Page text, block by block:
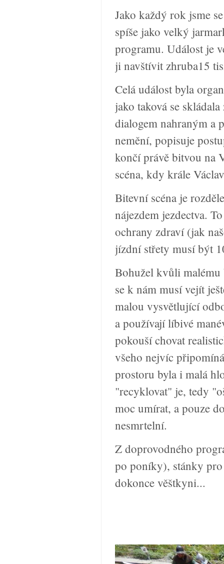
Jako každý rok jsme
spíše jako velký
programu. Událost je
ji navštívit zhruba15
Celá událost byla
jako taková se
dialogem nahraným a
nemění, popisuje
končí právě bitvou na
scéna, kdy krále
Bitevní scéna je
nájezdem jezdectva.
ochrany zdraví (jak
jízdní střety musí být
Bohužel kvůli malému
se k nám musí vejít
malou vysvětlující
a používají líbivé
pokouší chovat
všeho nejvíc
prostoru byla i malá
"recyklovat" je, tedy
moc umírat, a pouze
nesmrtelní.
Z doprovodného
po poníky), stánky
dokonce věštkyni...